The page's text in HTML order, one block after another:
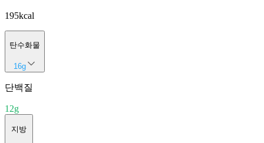
195kcal
탄수화물
16g
단백질
12g
지방